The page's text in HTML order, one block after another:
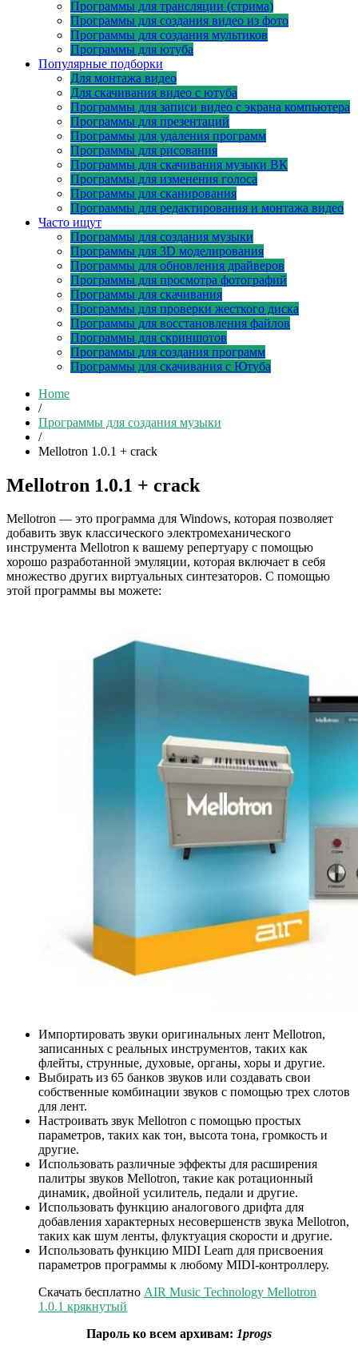
Программы для трансляции (стрима)
Программы для создания видео из фото
Программы для создания мультиков
Программы для ютуба
Популярные подборки
Для монтажа видео
Для скачивания видео с ютуба
Программы для записи видео с экрана компьютера
Программы для презентаций
Программы для удаления программ
Программы для рисования
Программы для скачивания музыки ВК
Программы для изменения голоса
Программы для сканирования
Программы для редактирования и монтажа видео
Часто ищут
Программы для создания музыки
Программы для 3D моделирования
Программы для обновления драйверов
Программы для просмотра фотографий
Программы для скачивания
Программы для проверки жесткого диска
Программы для восстановления файлов
Программы для скриншотов
Программы для создания программ
Программы для скачивания с Ютуба
Home
/
Программы для создания музыки
/
Mellotron 1.0.1 + crack
Mellotron 1.0.1 + crack
Mellotron — это программа для Windows, которая позволяет
добавить звук классического электромеханического
инструмента Mellotron к вашему репертуару с помощью
хорошо разработанной эмуляции, которая включает в себя
множество других виртуальных синтезаторов. С помощью
этой программы вы можете:
Импортировать звуки оригинальных лент Mellotron,
записанных с реальных инструментов, таких как
флейты, струнные, духовые, органы, хоры и другие.
Выбирать из 65 банков звуков или создавать свои
собственные комбинации звуков с помощью трех слотов
для лент.
Настроивать звук Mellotron с помощью простых
параметров, таких как тон, высота тона, громкость и
другие.
Использовать различные эффекты для расширения
палитры звуков Mellotron, такие как ротационный
динамик, двойной усилитель, педали и другие.
Использовать функцию аналогового дрифта для
добавления характерных несовершенств звука Mellotron,
таких как шум ленты, флуктуация скорости и другие.
Использовать функцию MIDI Learn для присвоения
параметров программы к любому MIDI-контроллеру.
Скачать бесплатно AIR Music Technology Mellotron
1.0.1 крякнутый
Пароль ко всем архивам: 1progs